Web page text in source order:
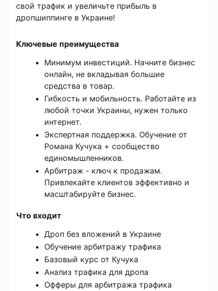
свой трафик и увеличьте прибыль в
дропшиппинге в Украине!
Ключевые преимущества
Минимум инвестиций. Начните бизнес
онлайн, не вкладывая большие
средства в товар.
Гибкость и мобильность. Работайте из
любой точки Украины, нужен только
интернет.
Экспертная поддержка. Обучение от
Романа Кучука + сообщество
единомышленников.
Арбитраж - ключ к продажам.
Привлекайте клиентов эффективно и
масштабируйте бизнес.
Что входит
Дроп без вложений в Украине
Обучение арбитражу трафика
Базовый курс от Кучука
Анализ трафика для дропа
Офферы для арбитража трафика